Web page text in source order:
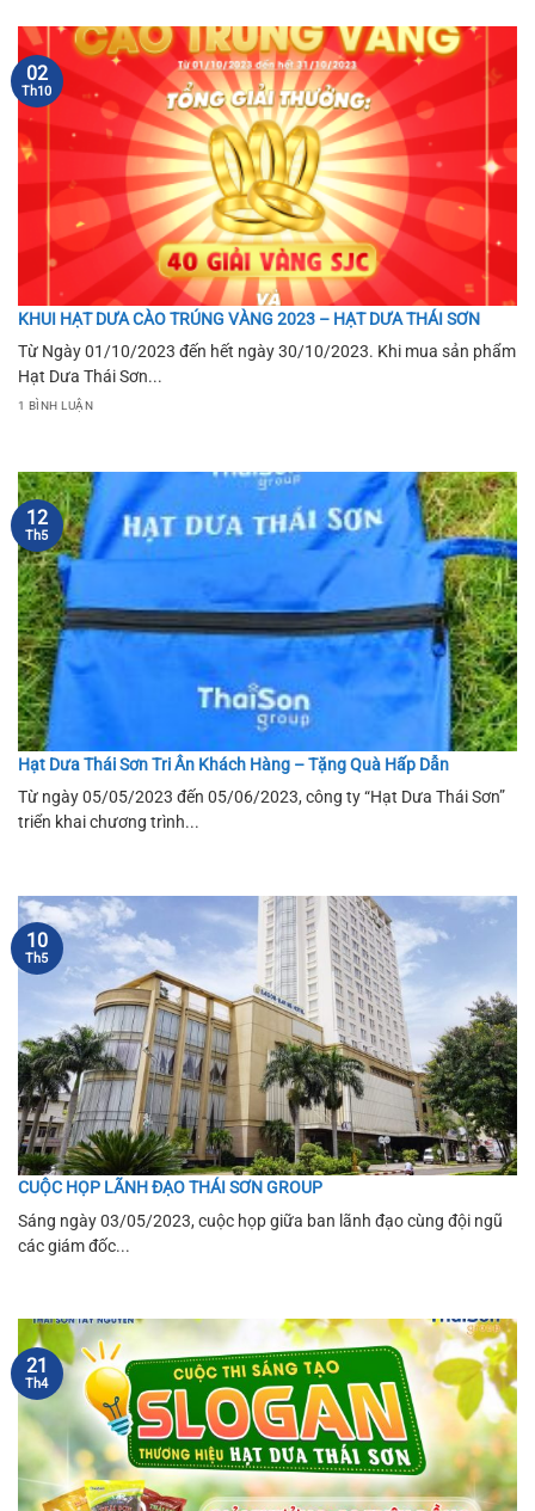
KHUI HẠT DƯA CÀO TRÚNG VÀNG 2023 – HẠT DƯA THÁI SƠN
Từ Ngày 01/10/2023 đến hết ngày 30/10/2023. Khi mua sản phẩm
Hạt Dưa Thái Sơn...
1 BÌNH LUẬN
02
Th10
Hạt Dưa Thái Sơn Tri Ân Khách Hàng – Tặng Quà Hấp Dẫn
Từ ngày 05/05/2023 đến 05/06/2023, công ty “Hạt Dưa Thái Sơn”
triển khai chương trình...
12
Th5
CUỘC HỌP LÃNH ĐẠO THÁI SƠN GROUP
Sáng ngày 03/05/2023, cuộc họp giữa ban lãnh đạo cùng đội ngũ
các giám đốc...
10
Th5
21
Th4